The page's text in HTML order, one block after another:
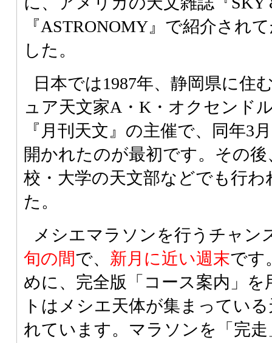
『ASTRONOMY』で紹介され
した。
日本では1987年、静岡県に住
ュア天文家A・K・オクセンド
『月刊天文』の主催で、同年3
開かれたのが最初です。その
校・大学の天文部などでも行
た。
メシエマラソンを行うチャン
旬の間で、 新月に近い週末です
めに、完全版「コース案内」
トはメシエ天体が集まってい
れています。マラソンを「完